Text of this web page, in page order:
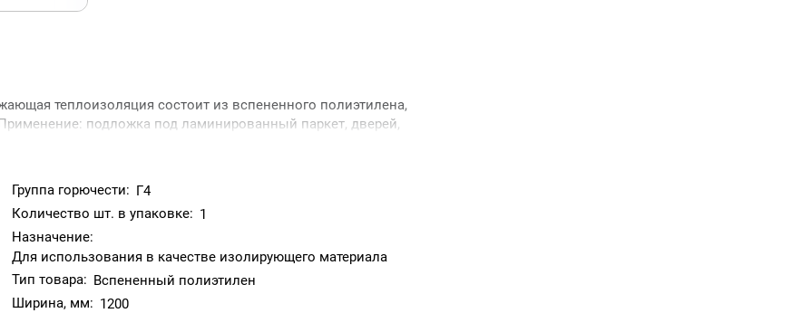
теплоизоляция состоит из вспененного полиэтилена,
подложка под ламинированный паркет, дверей,
и коробкой. Теплоизоляция помещений, стен, полов,
мебели и ванн.
Группа горючести: Г4
Количество шт. в упаковке: 1
Назначение:
Для использования в качестве изолирующего материала
Тип товара: Вспененный полиэтилен
Ширина, мм: 1200